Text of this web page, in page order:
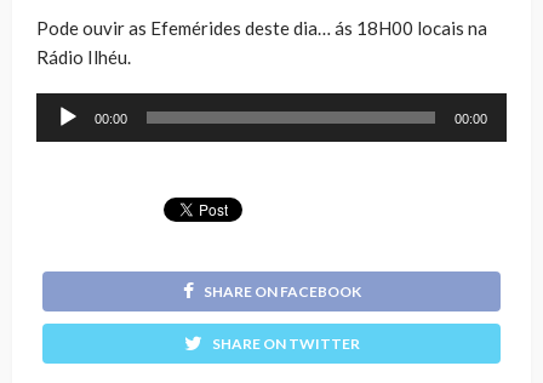
Pode ouvir as Efemérides deste dia… ás 18H00 locais na
Rádio Ilhéu.
Reprodutor
00:00 00:00
SHARE ON FACEBOOK
SHARE ON TWITTER